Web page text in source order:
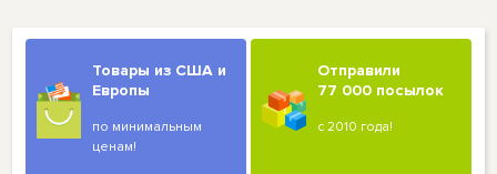
Товары из США и
Европы
по минимальным
ценам!
Отправили
77 000 посылок
с 2010 года!